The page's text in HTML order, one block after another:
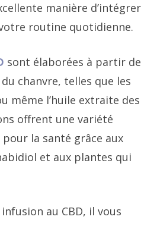
manière d’intégrer
routine quotidienne.
sont élaborées à partir de
chanvre, telles que les
même l’huile extraite des
offrent une variété
pour la santé grâce aux
et aux plantes qui
au CBD, il vous